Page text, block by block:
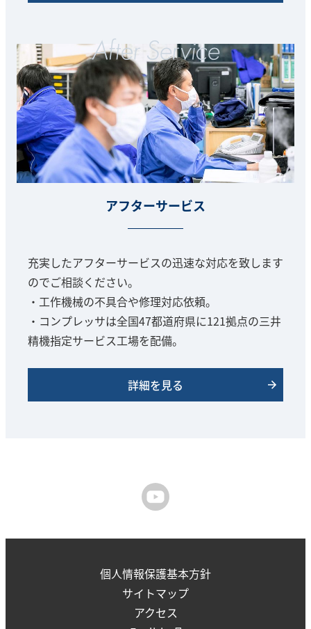
アフターサービス
充実したアフターサービスの迅速な対応を致します
のでご相談ください。
・工作機械の不具合や修理対応依頼。
・コンプレッサは全国47都道府県に121拠点の三井
精機指定サービス工場を配備。
詳細を見る
個人情報保護基本方針
サイトマップ
アクセス